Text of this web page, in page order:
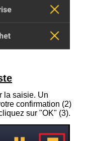
la saisie. Un
confirmation (2)
sur "OK" (3).